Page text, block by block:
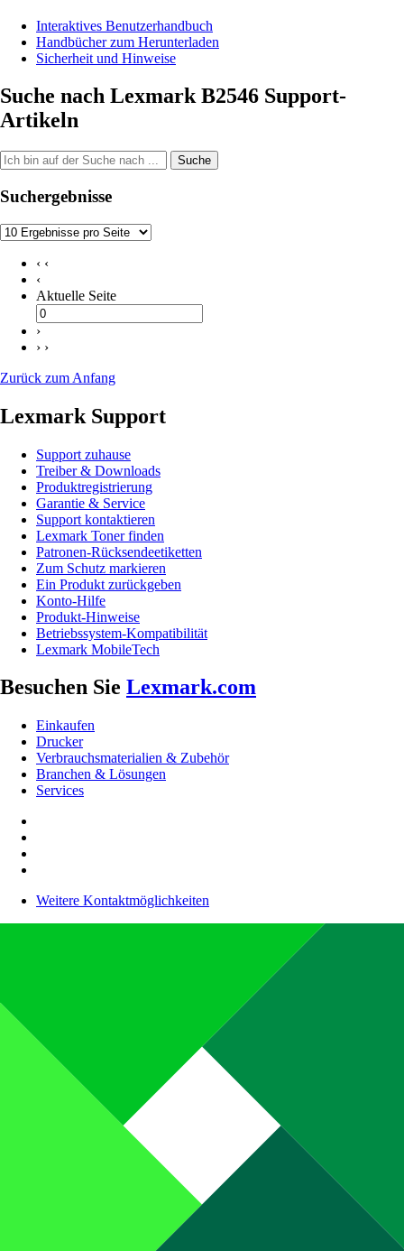
Interaktives Benutzerhandbuch
Handbücher zum Herunterladen
Sicherheit und Hinweise
Suche nach Lexmark B2546 Support-
Artikeln
Suche
Suchergebnisse
‹ ‹
‹
Aktuelle Seite
›
› ›
Zurück zum Anfang
Lexmark Support
Support zuhause
Treiber & Downloads
Produktregistrierung
Garantie & Service
Support kontaktieren
Lexmark Toner finden
Patronen-Rücksendeetiketten
Zum Schutz markieren
Ein Produkt zurückgeben
Konto-Hilfe
Produkt-Hinweise
Betriebssystem-Kompatibilität
Lexmark MobileTech
Besuchen Sie Lexmark.com
Einkaufen
Drucker
Verbrauchsmaterialien & Zubehör
Branchen & Lösungen
Services
Weitere Kontaktmöglichkeiten